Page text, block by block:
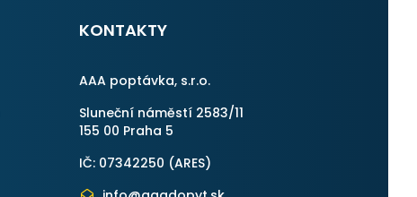
KONTAKTY
AAA poptávka, s.r.o.
Sluneční náměstí 2583/11
155 00 Praha 5
IČ: 07342250 (ARES)